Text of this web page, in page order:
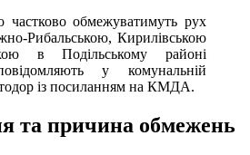
Рибальською, Кирилівською
в Подільському районі
у комунальній
із посиланням на КМДА.
та причина обмежень